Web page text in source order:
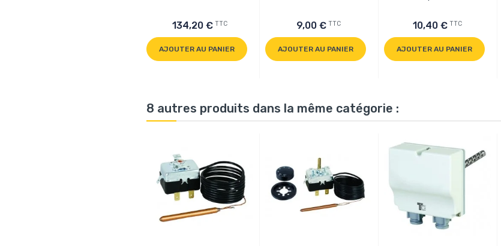
134,20 € TTC
AJOUTER AU PANIER
9,00 € TTC
AJOUTER AU PANIER
10,40 € TTC
AJOUTER AU PANIER
8 autres produits dans la même catégorie :